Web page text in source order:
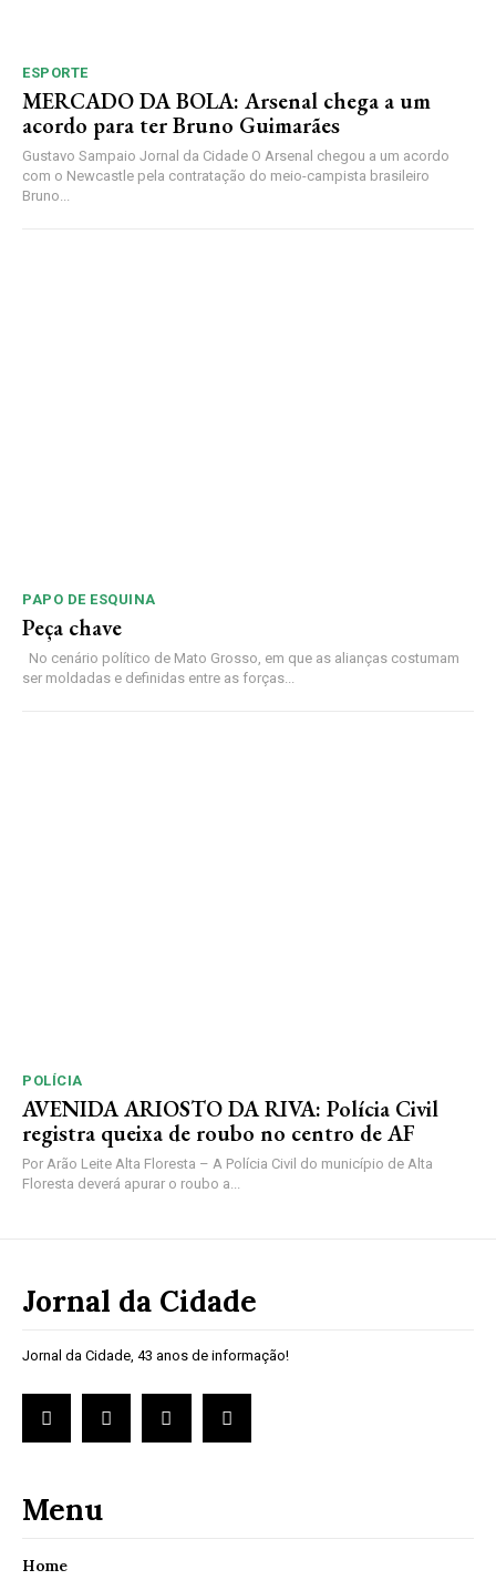
ESPORTE
MERCADO DA BOLA: Arsenal chega a um
acordo para ter Bruno Guimarães
Gustavo Sampaio Jornal da Cidade O Arsenal chegou a um acordo
com o Newcastle pela contratação do meio-campista brasileiro
Bruno...
PAPO DE ESQUINA
Peça chave
No cenário político de Mato Grosso, em que as alianças costumam
ser moldadas e definidas entre as forças...
POLÍCIA
AVENIDA ARIOSTO DA RIVA: Polícia Civil
registra queixa de roubo no centro de AF
Por Arão Leite Alta Floresta – A Polícia Civil do município de Alta
Floresta deverá apurar o roubo a...
Jornal da Cidade
Jornal da Cidade, 43 anos de informação!
Menu
Home